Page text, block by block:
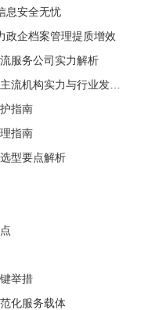
息安全无忧
政企档案管理提质增效
服务公司实力解析
构实力与行业发展解析
指南
指南
型要点解析
举措
化服务载体